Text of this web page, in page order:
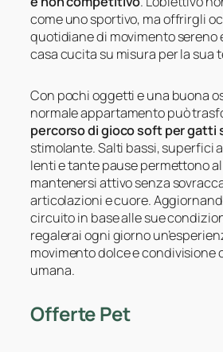
come uno sportivo, ma offrirgli
quotidiane di movimento sereno
casa cucita su misura per la sua
Con pochi oggetti e una buona
normale appartamento può
percorso di gioco soft per gatti
stimolante. Salti bassi, superfici
lenti e tante pause permettono
mantenersi attivo senza
articolazioni e cuore.
circuito in base alle sue
regalerai ogni giorno
movimento dolce e condivisione
umana.
Offerte Pet